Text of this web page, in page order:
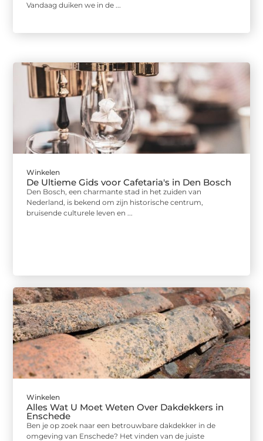
Vandaag duiken we in de ...
Winkelen
De Ultieme Gids voor Cafetaria's in Den Bosch
Den Bosch, een charmante stad in het zuiden van
Nederland, is bekend om zijn historische centrum,
bruisende culturele leven en ...
Winkelen
Alles Wat U Moet Weten Over Dakdekkers in
Enschede
Ben je op zoek naar een betrouwbare dakdekker in de
omgeving van Enschede? Het vinden van de juiste